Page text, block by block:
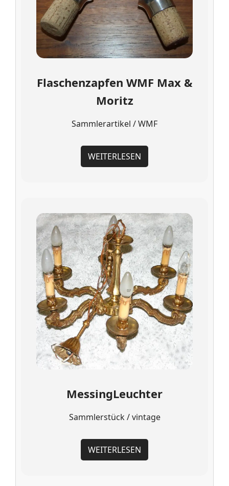
Flaschenzapfen WMF Max &
Moritz
Sammlerartikel / WMF
WEITERLESEN
MessingLeuchter
Sammlerstück / vintage
WEITERLESEN